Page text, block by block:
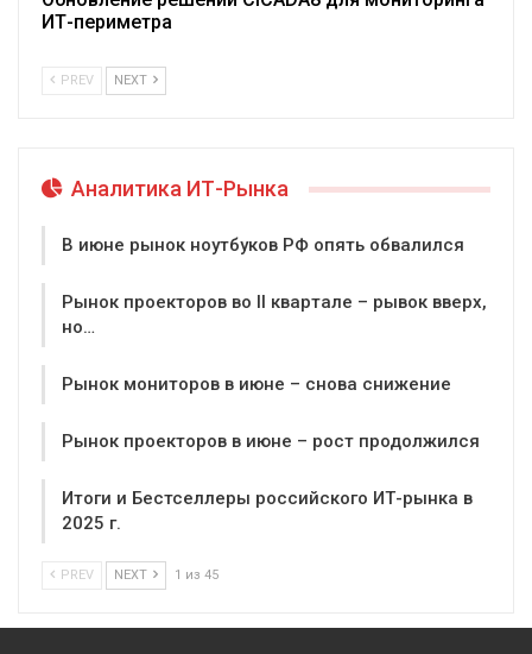
ИТ-периметра
PREV NEXT
Аналитика ИТ-Рынка
В июне рынок ноутбуков РФ опять обвалился
Рынок проекторов во II квартале – рывок вверх,
но…
Рынок мониторов в июне – снова снижение
Рынок проекторов в июне – рост продолжился
Итоги и Бестселлеры российского ИТ-рынка в
2025 г.
PREV NEXT 1 из 45